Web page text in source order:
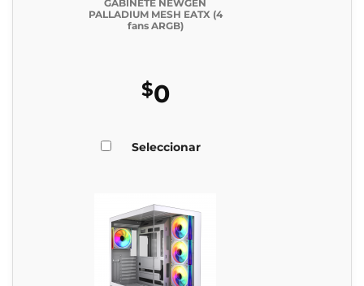
GABINETE NEWGEN
PALLADIUM MESH EATX (4
fans ARGB)
$0
Seleccionar